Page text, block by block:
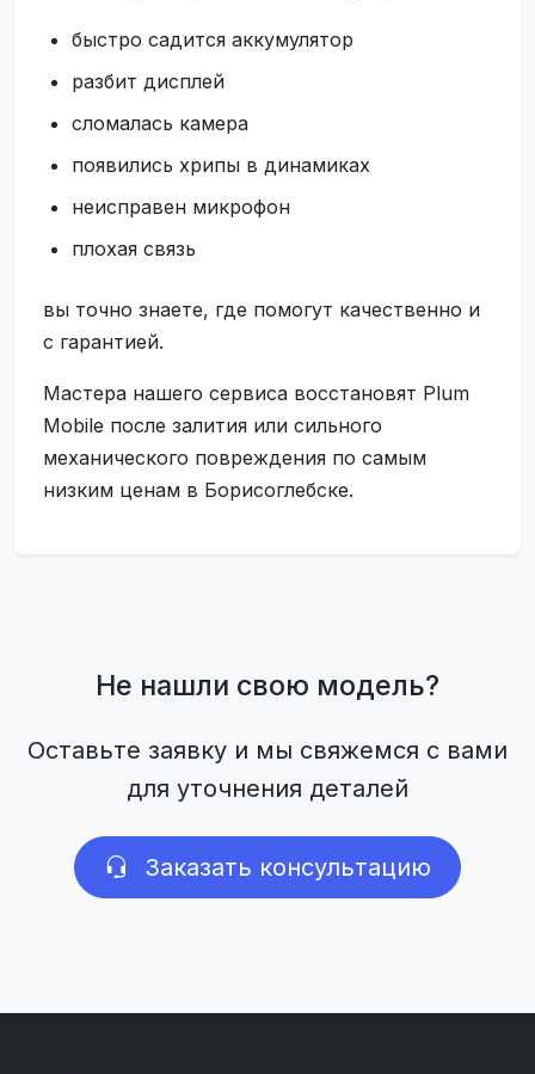
быстро садится аккумулятор
разбит дисплей
сломалась камера
появились хрипы в динамиках
неисправен микрофон
плохая связь
вы точно знаете, где помогут качественно и
с гарантией.
Мастера нашего сервиса восстановят Plum
Mobile после залития или сильного
механического повреждения по самым
низким ценам в Борисоглебске.
Не нашли свою модель?
Оставьте заявку и мы свяжемся с вами
для уточнения деталей
Заказать консультацию